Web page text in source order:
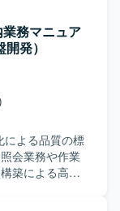
に伴うテスト
ていただきま
計・開発・テ
いただける方
や成果、問題
る方を歓迎い
り、高い倫理
管プロジェク
めながら、
務マニュア
発）
による品質の標
会業務や作業
築による高度